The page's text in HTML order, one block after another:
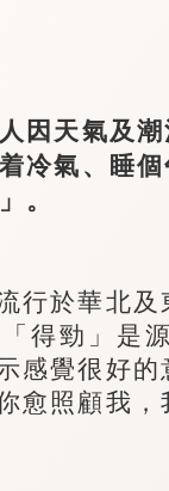
天氣及潮
冷氣、睡
。
於華北及
得勁」是
感覺很好
愈照顧我